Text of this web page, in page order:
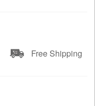
Free Shipping